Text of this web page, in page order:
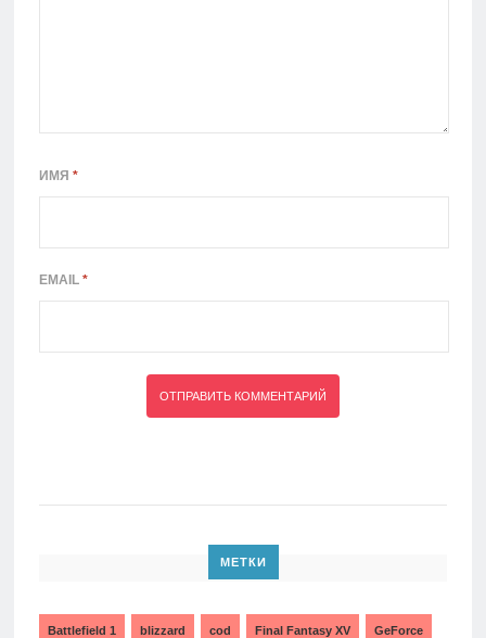
ИМЯ *
EMAIL *
МЕТКИ
Battlefield 1 blizzard cod Final Fantasy XV GeForce